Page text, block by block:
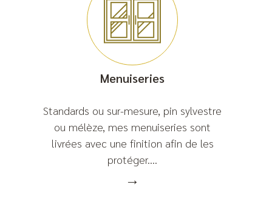
Menuiseries
Standards ou sur-mesure, pin sylvestre
ou mélèze, mes menuiseries sont
livrées avec une finition afin de les
protéger....
→